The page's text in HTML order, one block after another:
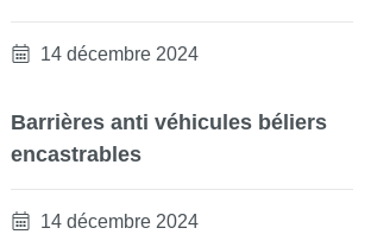
14 décembre 2024
Barrières anti véhicules béliers
encastrables
14 décembre 2024